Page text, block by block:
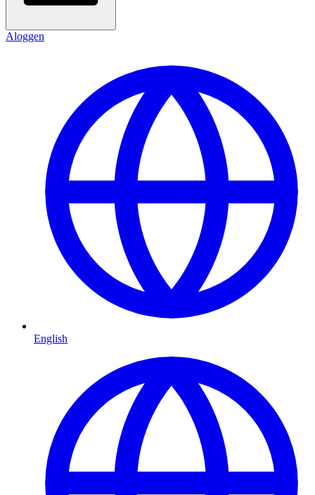
Aloggen
English